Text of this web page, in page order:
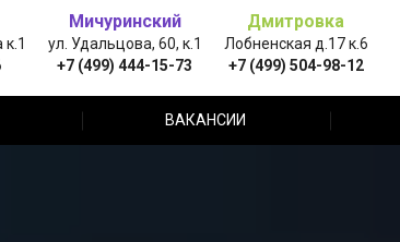
Мичуринский
ул. Удальцова, 60, к.1
+7 (499) 444-15-73
Дмитровка
Лобненская д.17 к.6
+7 (499) 504-98-12
ВАКАНСИИ